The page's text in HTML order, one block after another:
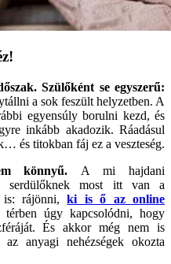
Szülőként se egyszerű:
a sok feszült helyzetben. A
egyensúly borulni kezd, és
inkább akadozik. Ráadásul
és titokban fáj ez a veszteség.
könnyű. A mi hajdani
serdülőknek most itt van a
is: rájönni,ki is ő az online
úgy kapcsolódni, hogy
És akkor még nem is
anyagi nehézségek okozta